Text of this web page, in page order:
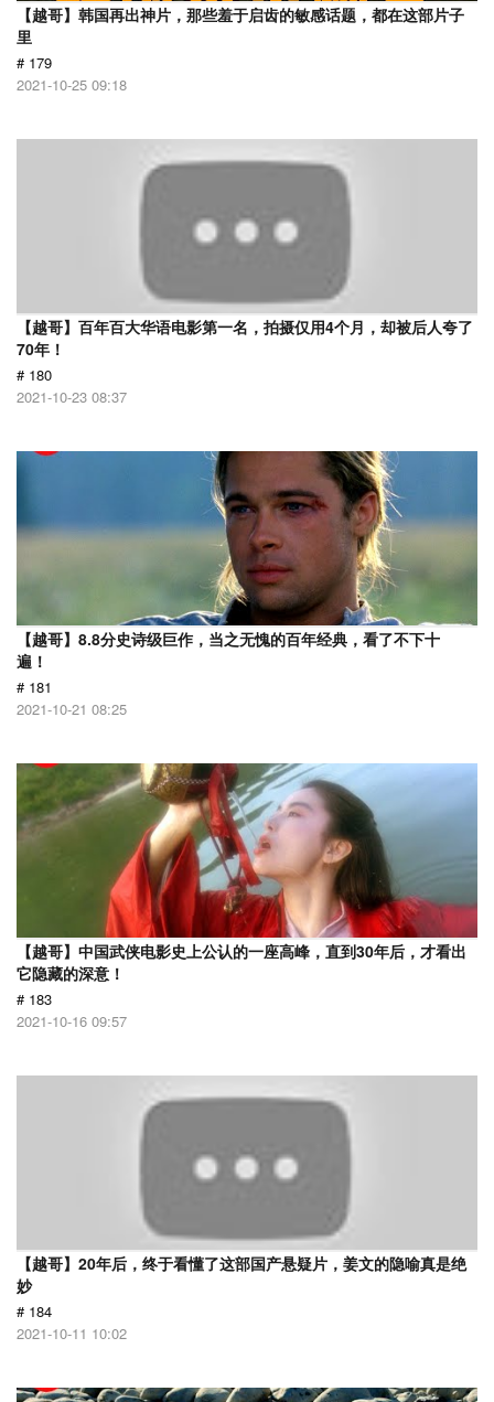
【越哥】韩国再出神片，那些羞于启齿的敏感话题，都在这部片子
里
# 179
2021-10-25 09:18
【越哥】百年百大华语电影第一名，拍摄仅用4个月，却被后人夸了
70年！
# 180
2021-10-23 08:37
【越哥】8.8分史诗级巨作，当之无愧的百年经典，看了不下十
遍！
# 181
2021-10-21 08:25
【越哥】中国武侠电影史上公认的一座高峰，直到30年后，才看出
它隐藏的深意！
# 183
2021-10-16 09:57
【越哥】20年后，终于看懂了这部国产悬疑片，姜文的隐喻真是绝
妙
# 184
2021-10-11 10:02